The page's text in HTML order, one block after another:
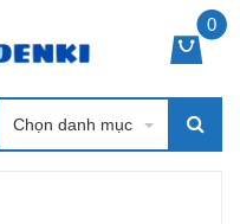
Chọn danh mục
0